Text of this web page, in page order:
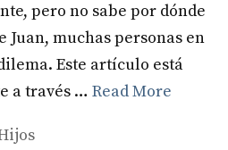
pero no sabe por dónde
Juan, muchas personas en
Este artículo está
a través … Read More